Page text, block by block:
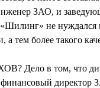
ЗАО, и
«Шилинг» не нуждался
а тем более такого
Дело в том, что
финансовый